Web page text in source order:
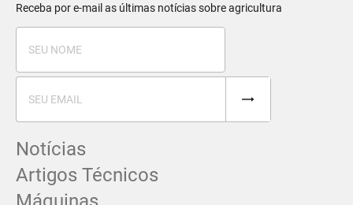
Receba por e-mail as últimas notícias sobre agricultura
Notícias
Artigos Técnicos